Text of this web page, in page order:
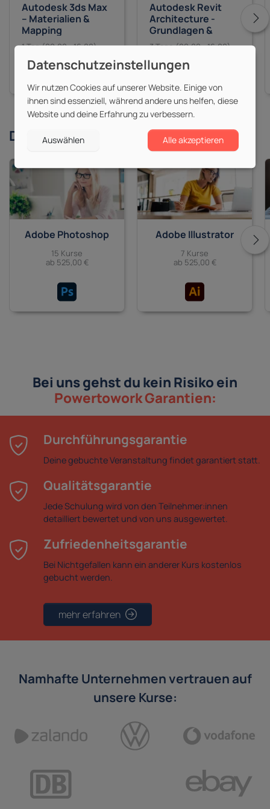
Autodesk 3ds Max
– Materialien &
Mapping
1 Tag (09:00 - 16:00)
625,00 €
Autodesk Revit
Architecture -
Grundlagen &
Aufbau
3 Tage (09:00 - 16:00)
Derzeit beliebte Themen
Adobe Photoshop
15 Kurse
ab 525,00 €
Adobe Illustrator
7 Kurse
ab 525,00 €
Bei uns gehst du kein Risiko ein
Powertowork Garantien:
Durchführungsgarantie
Deine gebuchte Veranstaltung findet garantiert statt.
Qualitätsgarantie
Jede Schulung wird von den Teilnehmer:innen
detailliert bewertet und von uns ausgewertet.
Zufriedenheitsgarantie
Bei Nichtgefallen kann ein anderer Kurs kostenlos
gebucht werden.
mehr erfahren
Namhafte Unternehmen vertrauen auf
unsere Kurse:
Wir nutzen Cookies auf unserer Website. Einige von
ihnen sind essenziell, während andere uns helfen, diese
Website und deine Erfahrung zu verbessern.
Auswählen Alle akzeptieren